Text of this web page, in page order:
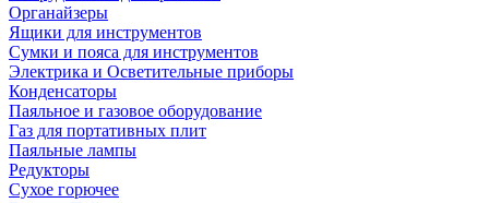
Органайзеры
Ящики для инструментов
Сумки и пояса для инструментов
Электрика и Осветительные приборы
Конденсаторы
Паяльное и газовое оборудование
Газ для портативных плит
Паяльные лампы
Редукторы
Сухое горючее